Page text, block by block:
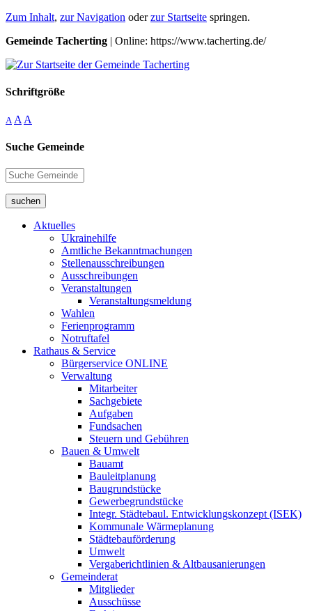
Zum Inhalt, zur Navigation oderzur Startseite springen.
Gemeinde Tacherting | Online: https://www.tacherting.de/
Schriftgröße
A A A
Suche Gemeinde
suchen
Aktuelles
Ukrainehilfe
Amtliche Bekanntmachungen
Stellenausschreibungen
Ausschreibungen
Veranstaltungen
Veranstaltungsmeldung
Wahlen
Ferienprogramm
Notruftafel
Rathaus & Service
Bürgerservice ONLINE
Verwaltung
Mitarbeiter
Sachgebiete
Aufgaben
Fundsachen
Steuern und Gebühren
Bauen & Umwelt
Bauamt
Bauleitplanung
Baugrundstücke
Gewerbegrundstücke
Integr. Städtebaul. Entwicklungskonzept (ISEK)
Kommunale Wärmeplanung
Städtebauförderung
Umwelt
Vergaberichtlinien & Altbausanierungen
Gemeinderat
Mitglieder
Ausschüsse